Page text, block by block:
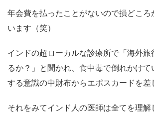
年会費を払ったことがないので損どころ
います（笑）
インドの超ローカルな診療所で「海外旅
るか？」と聞かれ、食中毒で倒れかけて
する意識の中財布からエポスカードを差
それをみてインド人の医師は全てを理解